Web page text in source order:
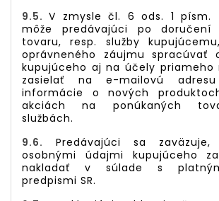
9.5.V zmysle čl. 6 ods. 1 písm.
môže predávajúci po doručení
tovaru, resp. služby
oprávneného záujmu spracúvať
kupujúceho aj na účely priameho
zasielať na e-mailovú adresu
informácie o nových
akciách na ponúkaných
službách.
9.6. Predávajúci sa
osobnými údajmi kupujúceho
nakladať v súlade s
predpismi SR.